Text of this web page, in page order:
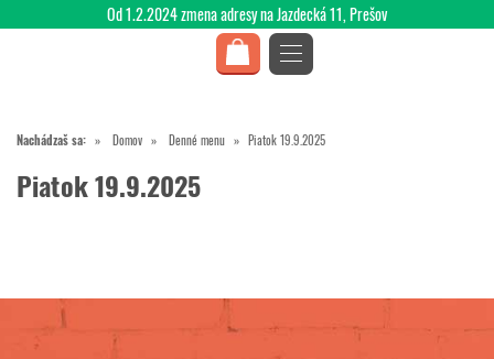
Nachádzaš sa: Domov Denné menu Piatok 19.9.2025
Piatok 19.9.2025
Od 1.2.2024 zmena adresy na Jazdecká 11, Prešov